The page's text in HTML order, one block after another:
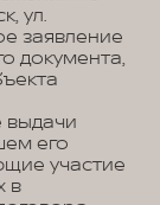
ул.
заявление
документа,
выдачи
его
участие
в